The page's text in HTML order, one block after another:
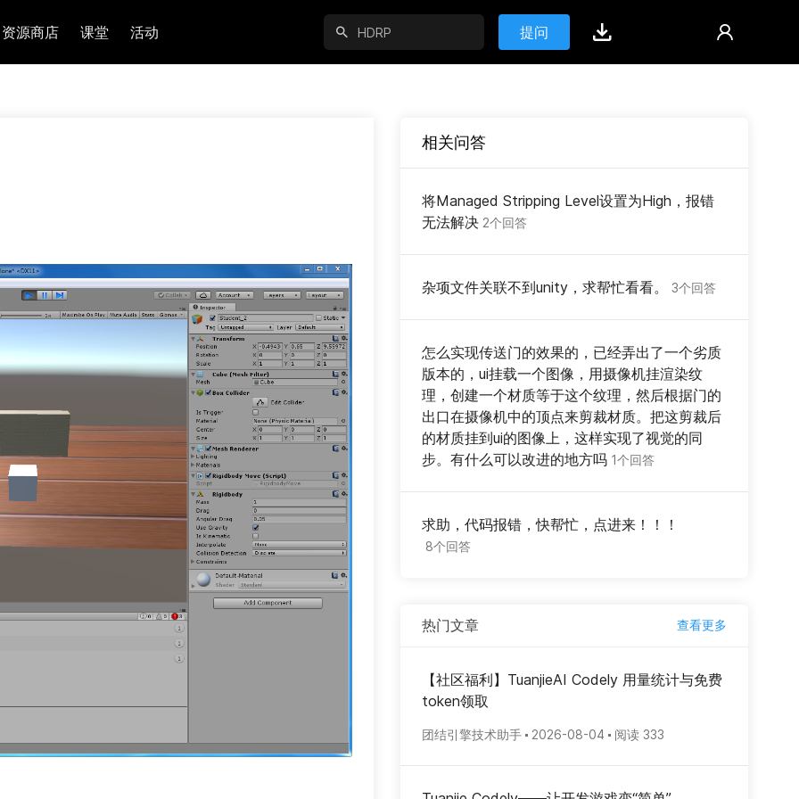
资源商店 课堂 活动 提问
相关问答
将Managed Stripping Level设置为High，报错
无法解决 2个回答
杂项文件关联不到unity，求帮忙看看。 3个回答
怎么实现传送门的效果的，已经弄出了一个劣质
版本的，ui挂载一个图像，用摄像机挂渲染纹
理，创建一个材质等于这个纹理，然后根据门的
出口在摄像机中的顶点来剪裁材质。把这剪裁后
的材质挂到ui的图像上，这样实现了视觉的同
步。有什么可以改进的地方吗 1个回答
求助，代码报错，快帮忙，点进来！！！
8个回答
热门文章 查看更多
【社区福利】TuanjieAI Codely 用量统计与免费
token领取
团结引擎技术助手 2026-08-04 阅读 333